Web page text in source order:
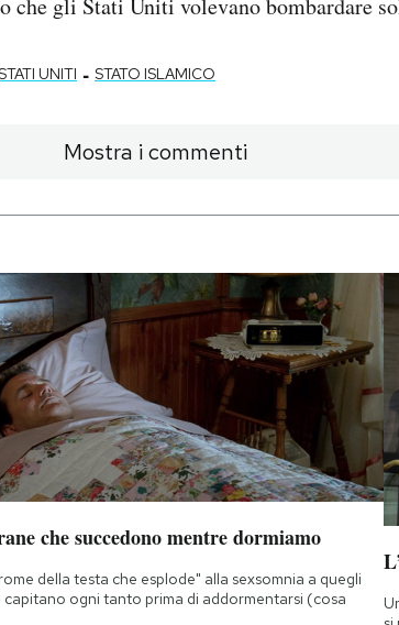
che gli Stati Uniti volevano bombardare
UNITI - STATO ISLAMICO
Mostra i commenti
che succedono mentre dormiamo
della testa che esplode" alla sexsomnia a quegli
capitano ogni tanto prima di addormentarsi (cosa